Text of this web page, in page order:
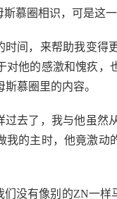
慕圈相识，可是这
时间，来帮助我变得
对他的感激和愧疚，
慕圈里的内容。
过去了，我与他虽然
我的主时，他竟激动
们没有像别的ZN一样